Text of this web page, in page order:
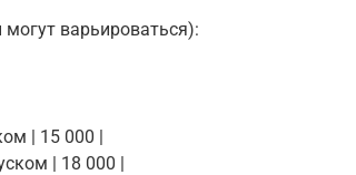
варьироваться):
| 15 000 |
| 18 000 |